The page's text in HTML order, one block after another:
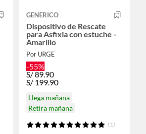
GENERICO
Dispositivo de Rescate
para Asfixia con estuche -
Amarillo
Por URGE
-55%
S/89.90
S/ 199.90
Llega mañana
Retira mañana
(1)